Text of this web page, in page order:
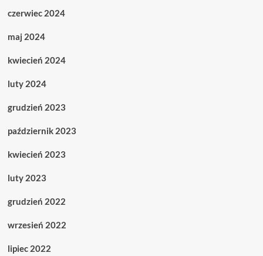
czerwiec 2024
maj 2024
kwiecień 2024
luty 2024
grudzień 2023
październik 2023
kwiecień 2023
luty 2023
grudzień 2022
wrzesień 2022
lipiec 2022